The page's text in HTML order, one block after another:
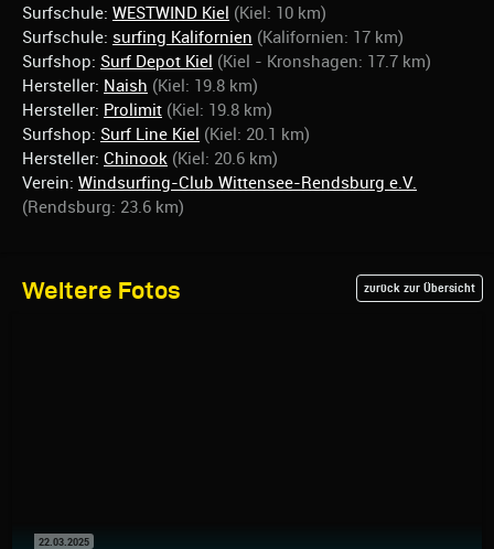
Surfschule: WESTWIND Kiel (Kiel: 10 km)
Surfschule: surfing Kalifornien (Kalifornien: 17 km)
Surfshop: Surf Depot Kiel (Kiel - Kronshagen: 17.7 km)
Hersteller: Naish (Kiel: 19.8 km)
Hersteller: Prolimit (Kiel: 19.8 km)
Surfshop: Surf Line Kiel (Kiel: 20.1 km)
Hersteller: Chinook (Kiel: 20.6 km)
Verein: Windsurfing-Club Wittensee-Rendsburg e.V.
(Rendsburg: 23.6 km)
Weitere Fotos zurück zur Übersicht
22.03.2025